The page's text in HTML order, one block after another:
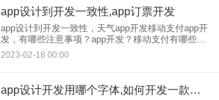
app设计到开发一致性,app订票开发
app设计到开发一致性，天气app开发移动支付app开
发，有哪些注意事项？app开发？移动支付有哪些注
意事项 为你的定制!移动支付app开发，蓝风暴科技
app开发强势出击让整个APP市场沸腾！然而
2023-02-18 00:00
app设计开发用哪个字体,如何开发一款好的app